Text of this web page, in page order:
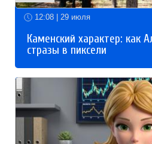
12:08 | 29 июля
Каменский характер: как
стразы в пиксели